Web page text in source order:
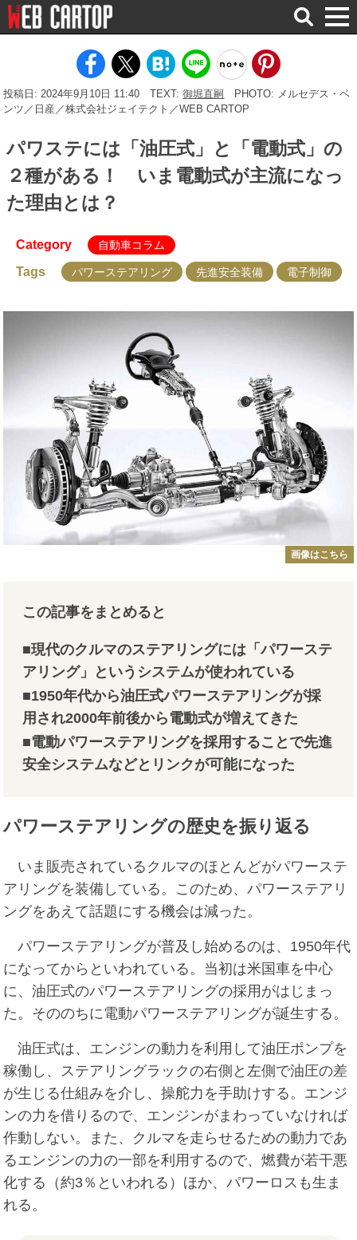
検
索
投稿日: 2024年9月10日 11:40 TEXT:御堀直嗣
PHOTO: メルセデス・ベ
ンツ／日産／株式会社ジェイテクト／WEB CARTOP
パワステには「油圧式」と「電動式」の
２種がある！ いま電動式が主流になっ
た理由とは？
Category 自動車コラム
Tags パワーステアリング 先進安全装備 電子制御
画像はこちら
この記事をまとめると
■現代のクルマのステアリングには「パワーステ
アリング」というシステムが使われている
■1950年代から油圧式パワーステアリングが採
用され2000年前後から電動式が増えてきた
■電動パワーステアリングを採用することで先進
安全システムなどとリンクが可能になった
パワーステアリングの歴史を振り返る
いま販売されているクルマのほとんどがパワーステ
アリングを装備している。このため、パワーステアリ
ングをあえて話題にする機会は減った。
パワーステアリングが普及し始めるのは、1950年代
になってからといわれている。当初は米国車を中心
に、油圧式のパワーステアリングの採用がはじまっ
た。そののちに電動パワーステアリングが誕生する。
油圧式は、エンジンの動力を利用して油圧ポンプを
稼働し、ステアリングラックの右側と左側で油圧の差
が生じる仕組みを介し、操舵力を手助けする。エンジ
ンの力を借りるので、エンジンがまわっていなければ
作動しない。また、クルマを走らせるための動力であ
るエンジンの力の一部を利用するので、燃費が若干悪
化する（約3％といわれる）ほか、パワーロスも生ま
れる。